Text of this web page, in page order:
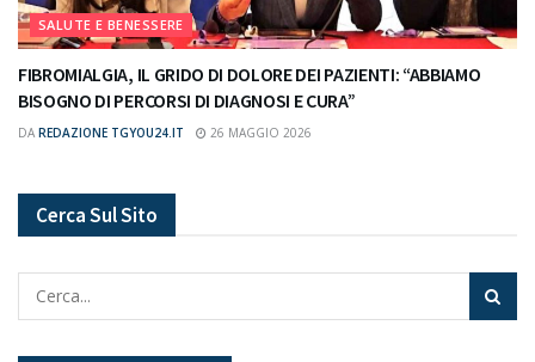
SALUTE E BENESSERE
FIBROMIALGIA, IL GRIDO DI DOLORE DEI PAZIENTI: “ABBIAMO
BISOGNO DI PERCORSI DI DIAGNOSI E CURA”
DA REDAZIONE TGYOU24.IT 26 MAGGIO 2026
Cerca Sul Sito